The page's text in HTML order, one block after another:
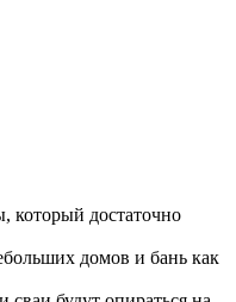
который достаточно
домов и бань как